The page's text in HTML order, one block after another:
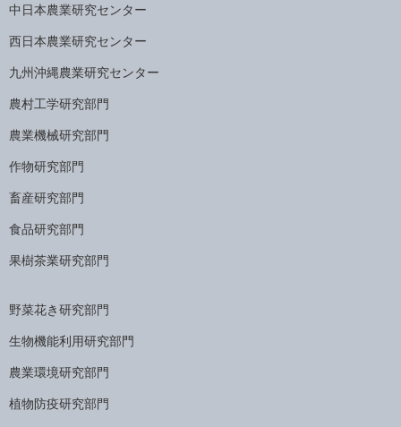
中日本農業研究センター
西日本農業研究センター
九州沖縄農業研究センター
農村工学研究部門
農業機械研究部門
作物研究部門
畜産研究部門
食品研究部門
果樹茶業研究部門
野菜花き研究部門
生物機能利用研究部門
農業環境研究部門
植物防疫研究部門